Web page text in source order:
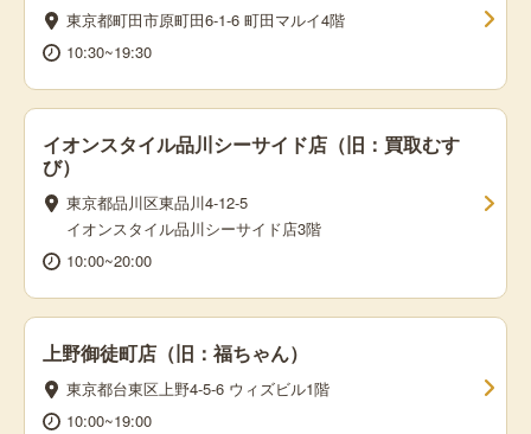
東京都町田市原町田6-1-6 町田マルイ4階
10:30~19:30
イオンスタイル品川シーサイド店（旧：買取むす
び）
東京都品川区東品川4-12-5
イオンスタイル品川シーサイド店3階
10:00~20:00
上野御徒町店（旧：福ちゃん）
東京都台東区上野4-5-6 ウィズビル1階
10:00~19:00